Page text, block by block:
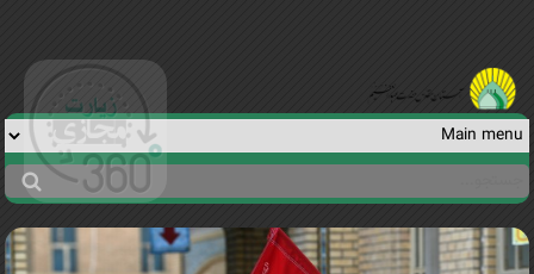
فرم
جستجو